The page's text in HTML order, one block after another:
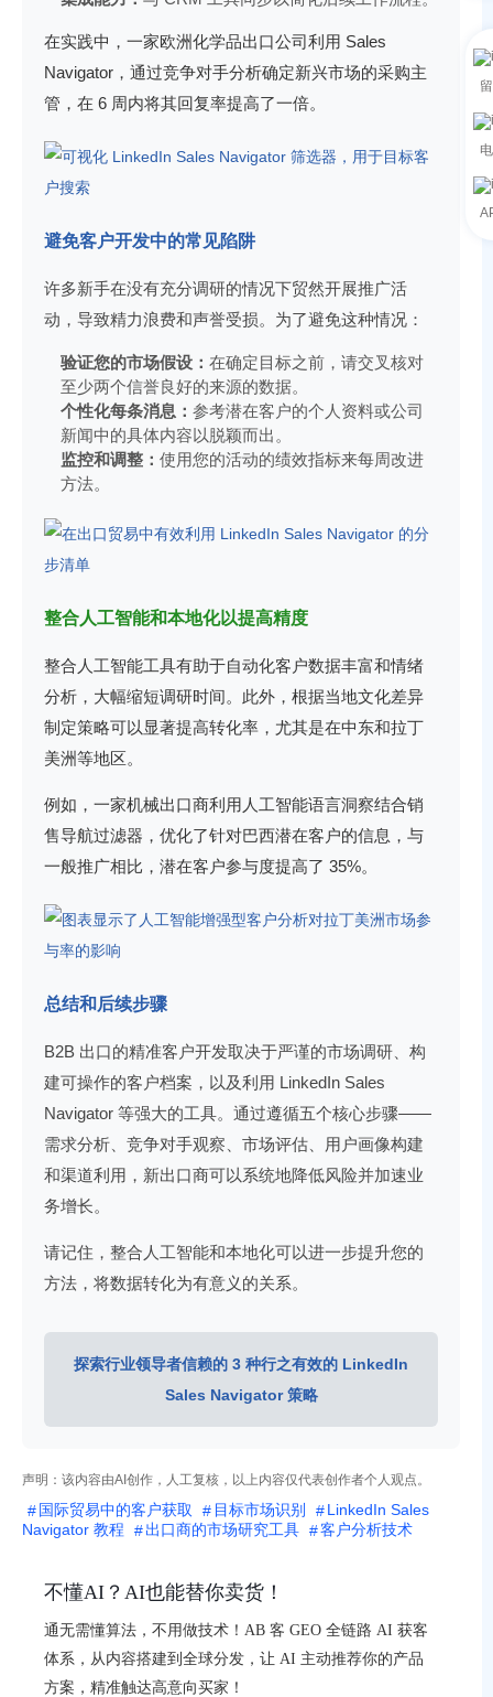
在实践中，一家欧洲化学品出口公司利用 Sales
Navigator，通过竞争对手分析确定新兴市场的采购主
管，在 6 周内将其回复率提高了一倍。
避免客户开发中的常见陷阱
许多新手在没有充分调研的情况下贸然开展推广活
动，导致精力浪费和声誉受损。为了避免这种情况：
验证您的市场假设： 在确定目标之前，请交叉核对
至少两个信誉良好的来源的数据。
个性化每条消息： 参考潜在客户的个人资料或公司
新闻中的具体内容以脱颖而出。
监控和调整： 使用您的活动的绩效指标来每周改进
方法。
整合人工智能和本地化以提高精度
整合人工智能工具有助于自动化客户数据丰富和情绪
分析，大幅缩短调研时间。此外，根据当地文化差异
制定策略可以显著提高转化率，尤其是在中东和拉丁
美洲等地区。
例如，一家机械出口商利用人工智能语言洞察结合销
售导航过滤器，优化了针对巴西潜在客户的信息，与
一般推广相比，潜在客户参与度提高了 35%。
总结和后续步骤
B2B 出口的精准客户开发取决于严谨的市场调研、构
建可操作的客户档案，以及利用 LinkedIn Sales
Navigator 等强大的工具。通过遵循五个核心步骤——
需求分析、竞争对手观察、市场评估、用户画像构建
和渠道利用，新出口商可以系统地降低风险并加速业
务增长。
请记住，整合人工智能和本地化可以进一步提升您的
方法，将数据转化为有意义的关系。
探索行业领导者信赖的 3 种行之有效的 LinkedIn
Sales Navigator 策略
声明：该内容由AI创作，人工复核，以上内容仅代表创作者个人观点。
国际贸易中的客户获取 目标市场识别
LinkedIn Sales
Navigator 教程
出口商的市场研究工具 客户分析技术
不懂AI？AI也能替你卖货！
通无需懂算法，不用做技术！AB 客 GEO 全链路 AI 获客
体系，从内容搭建到全球分发，让 AI 主动推荐你的产品
方案，精准触达高意向买家！